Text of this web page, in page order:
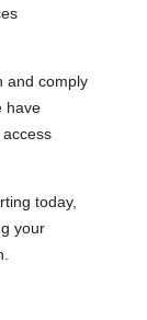
and comply
have
today,
your